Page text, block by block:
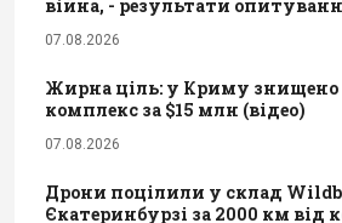
війна, - результати
07.08.2026
Жирна ціль: у Криму знищено
комплекс за $15 млн (відео)
07.08.2026
Дрони поцілили у склад
Єкатеринбурзі за 2000 км від